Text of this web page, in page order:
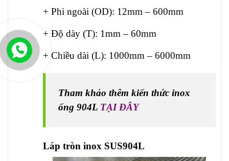
+ Phi ngoài (OD): 12mm – 600mm
+ Độ dày (T): 1mm – 60mm
+ Chiều dài (L): 1000mm – 6000mm
Tham khảo thêm kiến thức inox
ống 904L TẠI ĐÂY
Láp tròn inox SUS904L